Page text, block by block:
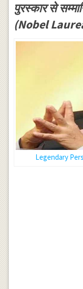
पुरस्कार से
(Nobel
Legendary